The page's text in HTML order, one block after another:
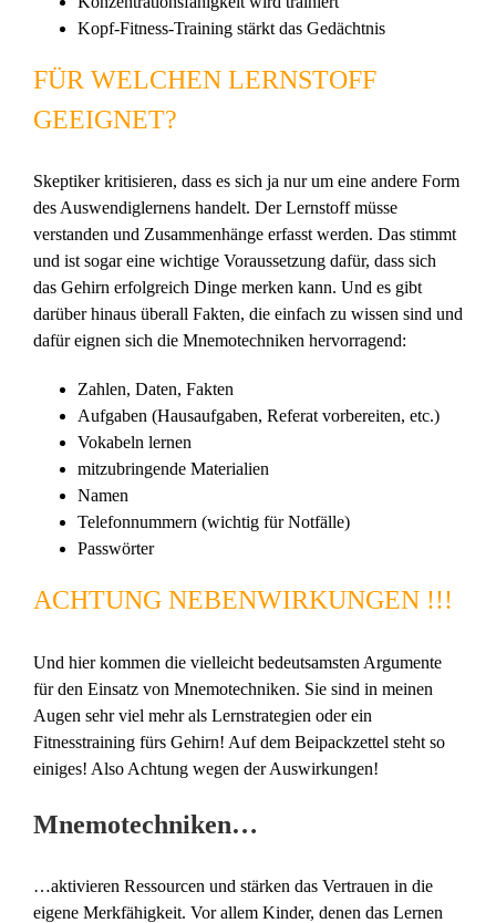
Kopf-Fitness-Training stärkt das Gedächtnis
FÜR WELCHEN LERNSTOFF
GEEIGNET?
Skeptiker kritisieren, dass es sich ja nur um eine andere Form
des Auswendiglernens handelt. Der Lernstoff müsse
verstanden und Zusammenhänge erfasst werden. Das stimmt
und ist sogar eine wichtige Voraussetzung dafür, dass sich
das Gehirn erfolgreich Dinge merken kann. Und es gibt
darüber hinaus überall Fakten, die einfach zu wissen sind und
dafür eignen sich die Mnemotechniken hervorragend:
Zahlen, Daten, Fakten
Aufgaben (Hausaufgaben, Referat vorbereiten, etc.)
Vokabeln lernen
mitzubringende Materialien
Namen
Telefonnummern (wichtig für Notfälle)
Passwörter
ACHTUNG NEBENWIRKUNGEN !!!
Und hier kommen die vielleicht bedeutsamsten Argumente
für den Einsatz von Mnemotechniken. Sie sind in meinen
Augen sehr viel mehr als Lernstrategien oder ein
Fitnesstraining fürs Gehirn! Auf dem Beipackzettel steht so
einiges! Also Achtung wegen der Auswirkungen!
Mnemotechniken…
…aktivieren Ressourcen und stärken das Vertrauen in die
eigene Merkfähigkeit. Vor allem Kinder, denen das Lernen